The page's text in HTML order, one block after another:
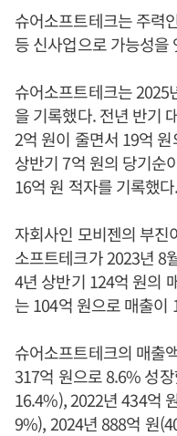
슈어소프트테크는 주력
등 신사업으로 가능성을
슈어소프트테크는 2025
을 기록했다. 전년 반기
2억 원이 줄면서 19억
상반기 7억 원의 당기순
16억 원 적자를 기록했다.
자회사인 모비젠의 부진
소프트테크가 2023년 8
4년 상반기 124억 원의
는 104억 원으로 매출이
슈어소프트테크의 매출
317억 원으로 8.6% 성
16.4%), 2022년 434억
9%), 2024년 888억 원